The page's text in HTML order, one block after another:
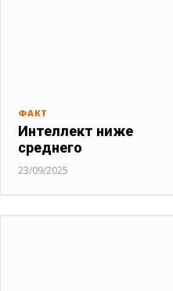
ФАКТ
Интеллект ниже
среднего
23/09/2025